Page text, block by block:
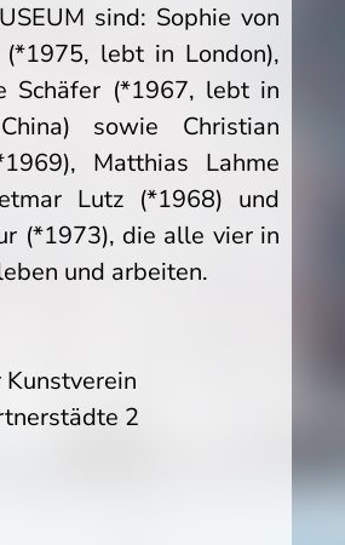
sind: Sophie von
(*1975, lebt in London),
Schäfer (*1967, lebt in
sowie Christian
Matthias Lahme
Lutz (*1968) und
(*1973), die alle vier in
und arbeiten.
2